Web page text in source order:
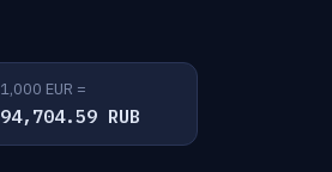
1,000 EUR =
94,704.59 RUB